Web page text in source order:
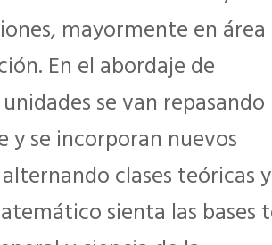
mayormente en
En el abordaje de
se van
y se incorporan nuevos
clases teóricas
sienta las bases